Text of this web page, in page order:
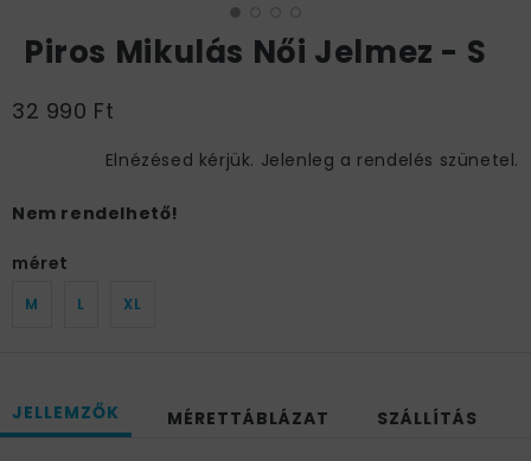
Piros Mikulás Női Jelmez - S
32 990 Ft
Elnézésed kérjük. Jelenleg a rendelés szünetel.
Nem rendelhető!
méret
M L XL
JELLEMZŐK MÉRETTÁBLÁZAT SZÁLLÍTÁS